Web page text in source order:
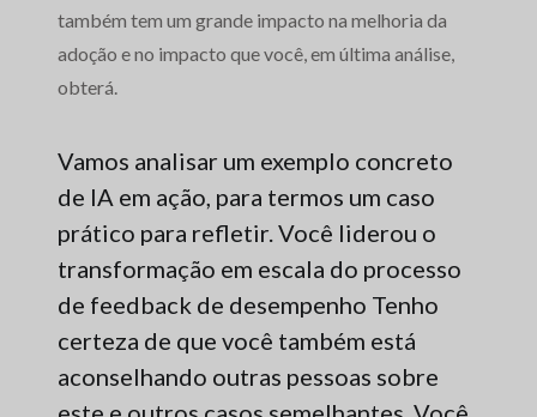
também tem um grande impacto na melhoria da
adoção e no impacto que você, em última análise,
obterá.
Vamos analisar um exemplo concreto
de IA em ação, para termos um caso
prático para refletir. Você liderou o
transformação em escala do processo
de feedback de desempenho Tenho
certeza de que você também está
aconselhando outras pessoas sobre